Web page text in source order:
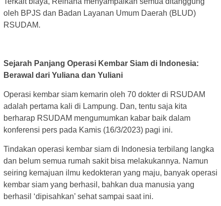
oleh BPJS dan Badan Layanan Umum Daerah (BLUD)
RSUDAM.
Sejarah Panjang Operasi Kembar Siam di Indonesia:
Berawal dari Yuliana dan Yuliani
Operasi kembar siam kemarin oleh 70 dokter di RSUDAM
adalah pertama kali di Lampung. Dan, tentu saja kita
berharap RSUDAM mengumumkan kabar baik dalam
konferensi pers pada Kamis (16/3/2023) pagi ini.
Tindakan operasi kembar siam di Indonesia terbilang langka
dan belum semua rumah sakit bisa melakukannya. Namun
seiring kemajuan ilmu kedokteran yang maju, banyak operasi
kembar siam yang berhasil, bahkan dua manusia yang
berhasil ‘dipisahkan’ sehat sampai saat ini.